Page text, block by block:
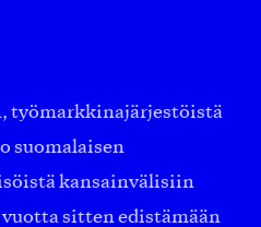
työmarkkinajärjestöistä
suomalaisen
kansainvälisiin
sitten edistämään